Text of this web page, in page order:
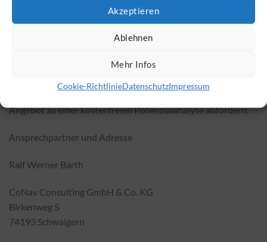
Akzeptieren
Ablehnen
Mehr Infos
Cookie-RichtlinieDatenschutzImpressum
erhalten. Unternehmer und Arbeitgeber aus dem
Mittelstand ab 20 Mitarbeitern werden feststellen, dass sich
anstatt eines erhöhten Aufwandes plötzlich Monat für
Angebot zu einer kostenfreien Potenzialanalyse abfordern.
Ansprechpartner und Adresse
Ralf Werner Barth
CoNav Consulting GmbH & Co. KG
Birkenweg 5
74193 Schwaigern